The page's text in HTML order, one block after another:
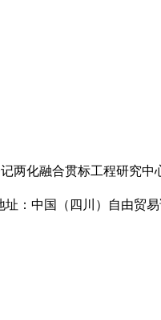
两化融合贯标工程研究中
址：中国（四川）自由贸